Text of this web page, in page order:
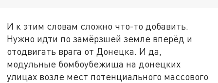
И к этим словам сложно что-то добавить.
Нужно идти по замёрзшей земле вперёд и
отодвигать врага от Донецка. И да,
модульные бомбоубежища на донецких
улицах возле мест потенциального массового